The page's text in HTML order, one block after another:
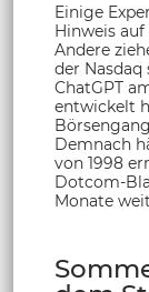
Einige
Hinweis
Andere
der
ChatGPT
entwickelt
Demnach
von 1998
Dotcom-
Monate